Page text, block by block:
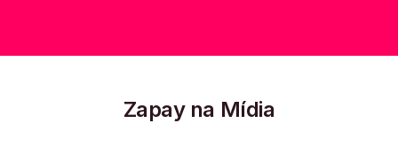
Zapay na Mídia